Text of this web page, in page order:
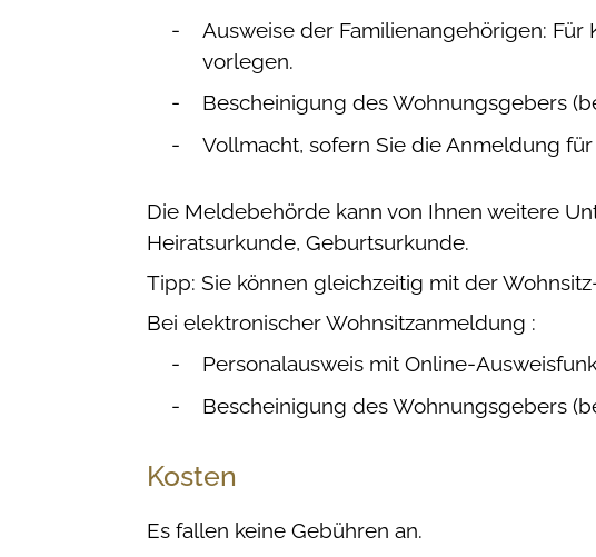
Ausweise der Familienangehörigen:
vorlegen.
Bescheinigung des Wohnungsgebers
Vollmacht, sofern Sie die Anmeldung
Die Meldebehörde kann von Ihnen weitere
Heiratsurkunde, Geburtsurkunde.
Tipp: Sie können gleichzeitig mit der
Bei elektronischer Wohnsitzanmeldung :
Personalausweis mit Online-
Bescheinigung des Wohnungsgebers
Kosten
Es fallen keine Gebühren an.